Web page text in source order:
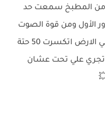
من المطبخ سمعت حد
الأول ومن قوة الصوت
اتكسرت 50 حتة
تجري علي تحت عشان